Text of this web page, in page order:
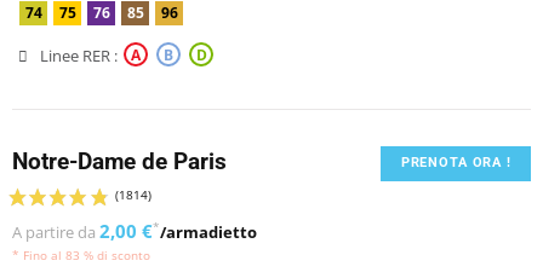
74
75 76 85 96
Linee RER : A B D
Notre-Dame de Paris PRENOTA ORA !
A partire da 2,00 €*/armadietto
* Fino al 83 % di sconto